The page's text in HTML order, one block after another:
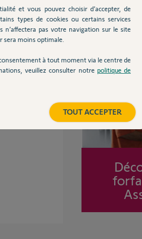
à
et vous pouvez choisir d’accepter, de
types de cookies ou certains services
n’affectera pas votre navigation sur le site
sera moins optimale.
à tout moment via le centre de
veuillez consulter notre politique de
TOUT ACCEPTER